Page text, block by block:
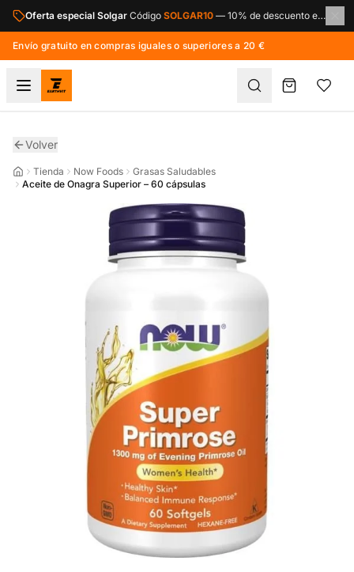
Saltar al contenido principal
Oferta especial NOW Foods CódigoNOW10—10% de descuento en toda la marca NOW Foods.
Envío gratuito en compras iguales o superiores a 20 €
Volver
Tienda Now Foods
Grasas Saludables
Aceite de Onagra Superior – 60 cápsulas